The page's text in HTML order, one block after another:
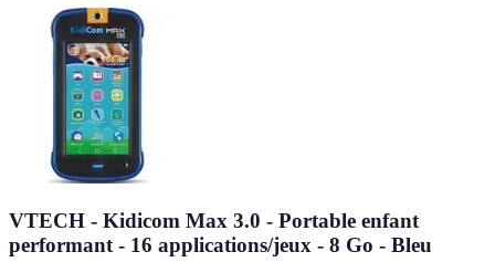
VTECH - Kidicom Max 3.0 - Portable enfant
performant - 16 applications/jeux - 8 Go - Bleu